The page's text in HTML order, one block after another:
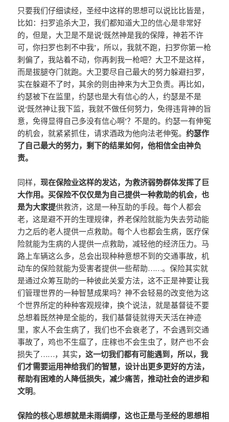
只要我们仔细读经，圣经中这样的思想可以说比比皆是，
比如：扫罗追杀大卫，我们都知道大卫的信心是非常好
的，但是，大卫是不是说‘既然神是我的保障，神若不许
可，你扫罗也刺不中我’，所以，我就不跑，扫罗你第一枪
刺偏了，我站着不动，你再刺我一枪吧？大卫不是这样，
而是拔腿夺门就跑。大卫要尽自己最大的努力躲避扫罗，
实在躲避不了时，其余的则由神来为大卫负责。再比如，
约瑟被下在监里，约瑟也是大有信心的人，约瑟是不是
说‘既然神让我下监，我就不做任何努力，免得违背神的旨
意，免得显得自己多没有信心啊’？不是的。约瑟一有伸冤
的机会，就紧紧抓住，请求酒政为他向法老伸冤。约瑟作
了自己最大的努力，剩下的结果如何，他相信全由神负
责。
同样，现在保险业这样的发达，为救济弱势群体发挥了巨
大作用。买保险不仅仅是为自己提供一种救助的机会，也
是为大家提供救济，这是一种互助的手段。每个人都会
老，这是避不开的生理规律，养老保险就能为失去劳动能
力之后的老人提供一点救助。每个人也都会生病，医疗保
险就能为生病的人提供一点救助，减轻他的经济压力。马
路上车辆这么多，总会出现种种意想不到的交通事故，机
动车的保险就能为受害者提供一些帮助……。保险其实就
是通过众筹互助的一种彼此关爱方法，这不正是神要让我
们管理世界的一种智慧成果吗？神不会轻易的改变他为这
个世界所定的种种客观规律，换个说法，就是基督徒不要
总想着既然神是全能的，我们基督徒就得天天活在神迹
里，家人不会生病了，我们也不会衰老了，不会遇到交通
事故了，鸡也不生瘟了，庄稼也不会生虫了，财产也不会
损失了……，其实，这一切我们都有可能遇到，所以，我
们才需要运用神给我们的智慧，设计出更多更好的方法，
帮助有困难的人降低损失，减少痛苦，推动社会的进步和
文明。
保险的核心思想就是未雨绸缪，这也正是与圣经的思想相